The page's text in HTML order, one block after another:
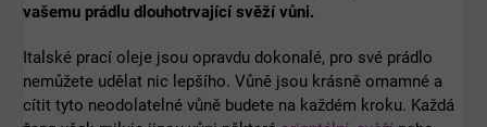
vašemu prádlu dlouhotrvající svěží vůni.
Italské prací oleje jsou opravdu dokonalé, pro své prádlo
nemůžete udělat nic lepšího. Vůně jsou krásně omamné a
cítit tyto neodolatelné vůně budete na každém kroku. Každá